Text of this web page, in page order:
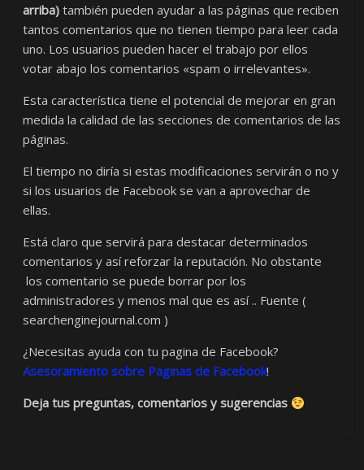
arriba) también pueden ayudar a las páginas que reciben
tantos comentarios que no tienen tiempo para leer cada
uno. Los usuarios pueden hacer el trabajo por ellos
votar abajo los comentarios «spam o irrelevantes».
Esta característica tiene el potencial de mejorar en gran
medida la calidad de las secciones de comentarios de las
páginas.
El tiempo no diría si estas modificaciones servirán o no y
si los usuarios de Facebook se van a aprovechar de
ellas.
Está claro que servirá para destacar determinados
comentarios y así reforzar la reputación. No obstante
los comentario se puede borrar por los
administradores y menos mal que es así .. Fuente (
searchenginejournal.com )
¿Necesitas ayuda con tu pagina de Facebook?
Asesoramiento sobre Paginas de Facebook!
Deja tus preguntas, comentarios y sugerencias